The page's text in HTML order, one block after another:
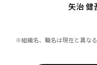
矢治 健
※組織名、職名は現在と異なる